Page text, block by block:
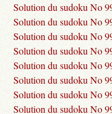
Solution du sudoku No
Solution du sudoku No
Solution du sudoku No
Solution du sudoku No
Solution du sudoku No
Solution du sudoku No
Solution du sudoku No
Solution du sudoku No